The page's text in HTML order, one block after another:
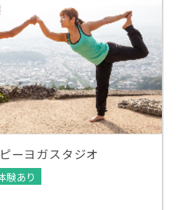
ーヨガスタジオ
験あり